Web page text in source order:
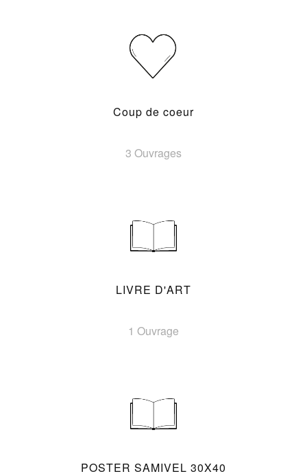
Coup de coeur
3 Ouvrages
LIVRE D'ART
1 Ouvrage
POSTER SAMIVEL 30X40